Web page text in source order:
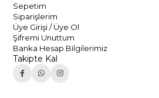
Sepetim
Siparişlerim
Üye Girişi / Üye Ol
Şifremi Unuttum
Banka Hesap Bilgilerimiz
Takipte Kal